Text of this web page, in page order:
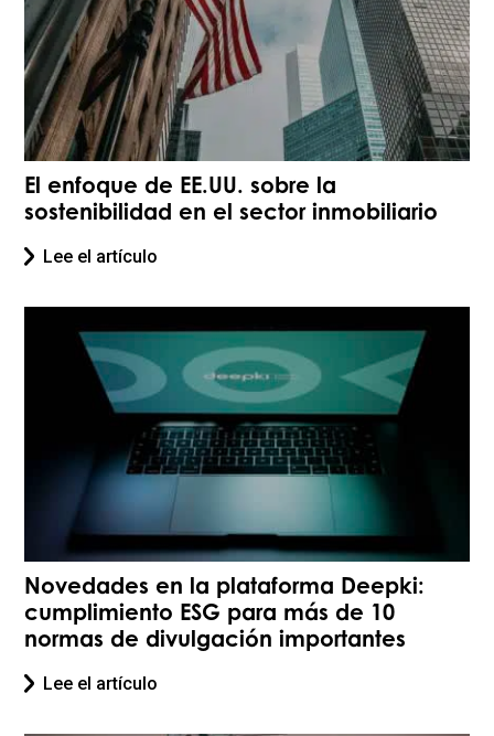
El enfoque de EE.UU. sobre la
sostenibilidad en el sector inmobiliario
Lee el artículo
Novedades en la plataforma Deepki:
cumplimiento ESG para más de 10
normas de divulgación importantes
Lee el artículo